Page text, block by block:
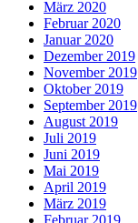
März 2020
Februar 2020
Januar 2020
Dezember 2019
November 2019
Oktober 2019
September 2019
August 2019
Juli 2019
Juni 2019
Mai 2019
April 2019
März 2019
Februar 2019